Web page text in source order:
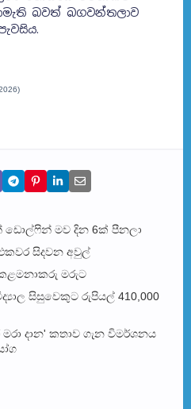
බවත් බගවන්තලාව
ඩොල්ෆින් මව දින 6ක් පීනලා
සිදවන අවුල්
කළමනාකරු මරුට
සිසුවෙකුට රුපියල් 410,000
දාන' කතාව ගැන විමර්ශනය